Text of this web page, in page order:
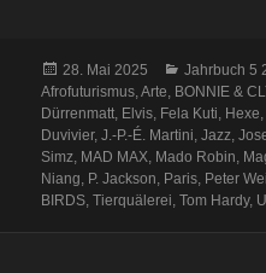
Veröffentlicht
am
28. Mai 2025 Kategorien
Jahrbuch 5
Afrofuturismus,Arte, BONNIE &
Dürrenmatt, Elvis, Fela Kuti, Hexe,
Duvivier,J.-P.-É. Martini,Jazz,
Simz, MAD MAX, Mado Robin,
Niang, P. Jackson, Paris, Peter
BIRDS,Tierquälerei,Tom Hardy,